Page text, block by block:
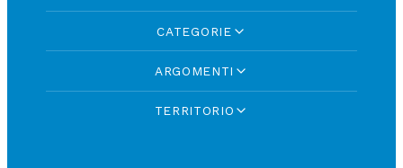
CATEGORIE
ARGOMENTI
TERRITORIO